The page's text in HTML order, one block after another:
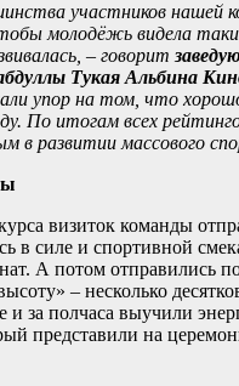
участников нашей
молодёжь видела
– говорит
Тукая Альбина
упор на том, что
По итогам всех
в развитии массового
визиток команды
в силе и спортивной
А потом отправились
– несколько
и за полчаса выучили
представили на